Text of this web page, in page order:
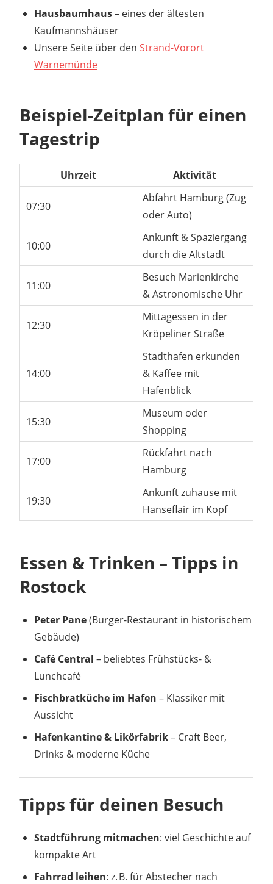
Hausbaumhaus– eines der ältesten
Kaufmannshäuser
Unsere Seite über den Strand-Vorort
Warnemünde
Beispiel-Zeitplan für einen
Tagestrip
Uhrzeit Aktivität
07:30
Abfahrt Hamburg (Zug
oder Auto)
10:00
Ankunft & Spaziergang
durch die Altstadt
11:00
Besuch Marienkirche
& Astronomische Uhr
12:30
Mittagessen in der
Kröpeliner Straße
14:00
Stadthafen erkunden
& Kaffee mit
Hafenblick
15:30
Museum oder
Shopping
17:00
Rückfahrt nach
Hamburg
19:30
Ankunft zuhause mit
Hanseflair im Kopf
Essen & Trinken – Tipps in
Rostock
Peter Pane(Burger-Restaurant in historischem
Gebäude)
Café Central – beliebtes Frühstücks- &
Lunchcafé
Fischbratküche im Hafen – Klassiker mit
Aussicht
Hafenkantine & Likörfabrik– Craft Beer,
Drinks & moderne Küche
Tipps für deinen Besuch
Stadtführung mitmachen: viel Geschichte auf
kompakte Art
Fahrrad leihen: z. B. für Abstecher nach